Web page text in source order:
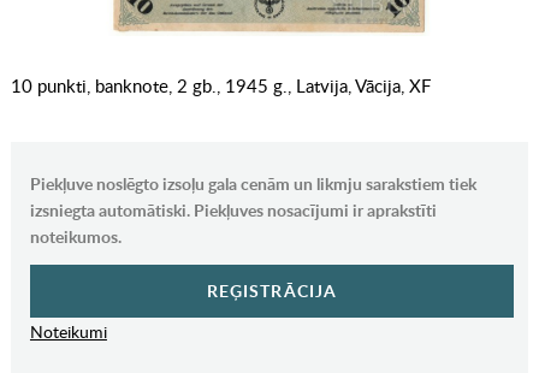
10 punkti, banknote, 2 gb., 1945 g., Latvija, Vācija, XF
Piekļuve noslēgto izsoļu gala cenām un likmju sarakstiem tiek
izsniegta automātiski. Piekļuves nosacījumi ir aprakstīti
noteikumos.
REĢISTRĀCIJA
Noteikumi